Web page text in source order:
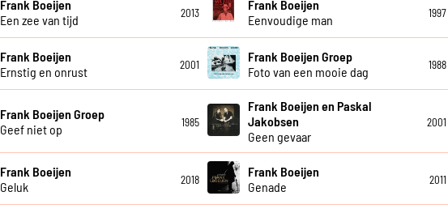
Frank Boeijen
Een zee van tijd
2013
Frank Boeijen
Eenvoudige man
1997
Frank Boeijen
Ernstig en onrust
2001
Frank Boeijen Groep
Foto van een mooie dag
1988
Frank Boeijen Groep
Geef niet op
1985
Frank Boeijen en Paskal
Jakobsen
Geen gevaar
2001
Frank Boeijen
Geluk
2018
Frank Boeijen
Genade
2011